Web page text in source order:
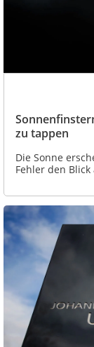
zu tappen
Die Sonne
Fehler den